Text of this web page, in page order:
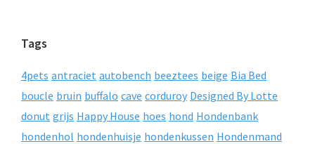
Tags
4pets antraciet autobench beeztees beige Bia Bed
boucle bruin buffalo cave corduroy Designed By Lotte
donut grijs Happy House hoes hond Hondenbank
hondenhol hondenhuisje hondenkussen Hondenmand